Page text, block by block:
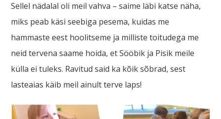
Sellel nädalal oli meil vahva – saime läbi katse näha,
miks peab käsi seebiga pesema, kuidas me
hammaste eest hoolitseme ja milliste toitudega me
neid tervena saame hoida, et Sööbik ja Pisik meile
külla ei tuleks. Ravitud said ka kõik sõbrad, sest
lasteaias käib meil ainult terve laps!